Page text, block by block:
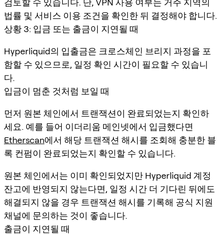
검토할 수 있습니다. 단, VPN 사용 여부는 거주 지역의
법률 및 서비스 이용 조건을 확인한 뒤 결정해야 합니다.
상황 3: 입금 또는 출금이 지연될 때
Hyperliquid의 입출금은 크로스체인 브리지 과정을 포
함할 수 있으므로, 일정 확인 시간이 필요할 수 있습니
다.
입금이 멈춘 것처럼 보일 때
먼저 원본 체인에서 트랜잭션이 완료되었는지 확인하
세요. 예를 들어 이더리움 메인넷에서 입금했다면
Etherscan에서 해당 트랜잭션 해시를 조회해 충분한 블
록 컨펌이 완료되었는지 확인할 수 있습니다.
원본 체인에서는 이미 확인되었지만 Hyperliquid 계정
잔고에 반영되지 않는다면, 일정 시간 더 기다린 뒤에도
해결되지 않을 경우 트랜잭션 해시를 기록해 공식 지원
채널에 문의하는 것이 좋습니다.
출금이 지연될 때